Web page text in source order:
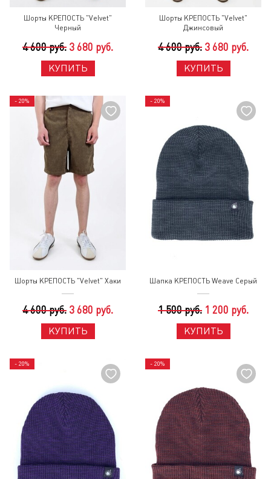
Шорты КРЕПОСТЬ "Velvet"
Черный
4 600 руб. 3 680 руб.
КУПИТЬ
Шорты КРЕПОСТЬ "Velvet"
Джинсовый
4 600 руб. 3 680 руб.
КУПИТЬ
- 20%
Шорты КРЕПОСТЬ "Velvet" Хаки
4 600 руб. 3 680 руб.
КУПИТЬ
- 20%
Шапка КРЕПОСТЬ Weave Серый
1 500 руб. 1 200 руб.
КУПИТЬ
- 20% - 20%